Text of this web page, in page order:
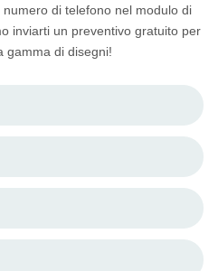
di telefono nel modulo di
inviarti un preventivo gratuito per
gamma di disegni!